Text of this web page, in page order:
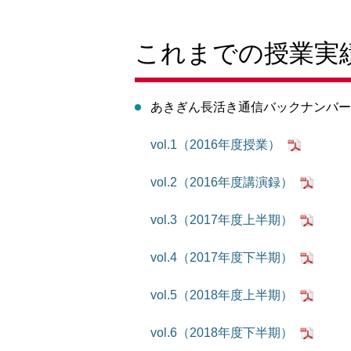
これまでの授業実
あきぎん長活き通信バックナンバー
vol.1（2016年度授業）
vol.2（2016年度講演録）
vol.3（2017年度上半期）
vol.4（2017年度下半期）
vol.5（2018年度上半期）
vol.6（2018年度下半期）